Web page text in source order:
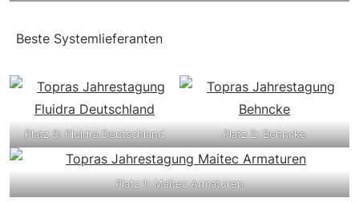
Beste Systemlieferanten
Platz 3: Fluidra Deutschland Platz 2: Behncke
Platz 1: Maitec Armaturen